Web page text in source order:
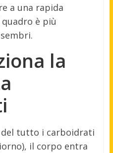
a una rapida
è più
la
del tutto i carboidrati
il corpo entra